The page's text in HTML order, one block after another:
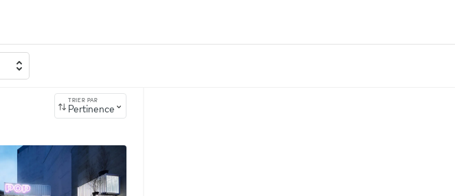
TRIER PAR
Pertinence